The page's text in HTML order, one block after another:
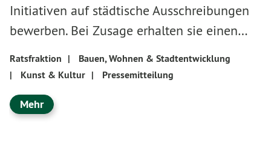
Initiativen auf städtische Ausschreibungen
bewerben. Bei Zusage erhalten sie einen…
Ratsfraktion |
Bauen, Wohnen & Stadtentwicklung
|
Kunst & Kultur | Pressemitteilung
Mehr